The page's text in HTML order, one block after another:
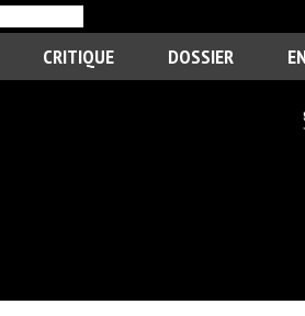
CRITIQUE DOSSIER